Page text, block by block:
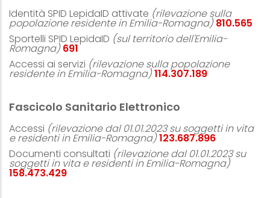
Identità SPID LepidaID attivate (rilevazione sulla
popolazione residente in Emilia-Romagna) 874.079
Sportelli SPID LepidaID (sul territorio dell'Emilia-
Romagna) 743
Accessi ai servizi (rilevazione sulla popolazione
residente in Emilia-Romagna)122.999.751
Fascicolo Sanitario Elettronico
Accessi (rilevazione dal 01.01.2023 su soggetti in vita
e residenti in Emilia-Romagna)134.572.430
Documenti consultati (rilevazione dal 01.01.2023 su
soggetti in vita e residenti in Emilia-Romagna)
171.151.303